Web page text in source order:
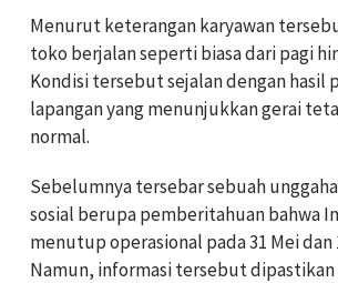
Menurut keterangan karyawan
toko berjalan seperti biasa dari pagi
Kondisi tersebut sejalan dengan hasil
lapangan yang menunjukkan gerai
normal.
Sebelumnya tersebar sebuah
sosial berupa pemberitahuan bahwa
menutup operasional pada 31 Mei dan
Namun, informasi tersebut